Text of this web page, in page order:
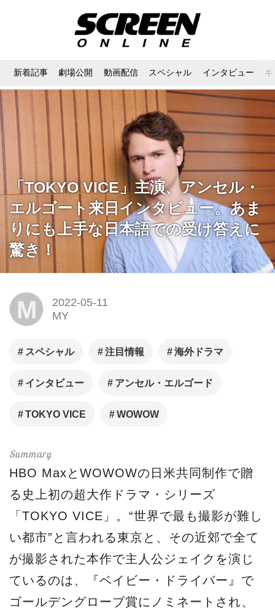
新着記事 劇場公開 動画配信 スペシャル インタビュー
「TOKYO VICE」主演、アンセル・
エルゴート来日インタビュー。あま
りにも上手な日本語での受け答えに
驚き！
M
2022-05-11
MY
スペシャル 注目情報 海外ドラマ
インタビュー アンセル・エルゴード
TOKYO VICE WOWOW
HBO MaxとWOWOWの日米共同制作で贈
る史上初の超大作ドラマ・シリーズ
「TOKYO VICE」。“世界で最も撮影が難し
い都市”と言われる東京と、その近郊で全て
が撮影された本作で主人公ジェイクを演じ
ているのは、『ベイビー・ドライバー』で
ゴールデングローブ賞にノミネートされ、